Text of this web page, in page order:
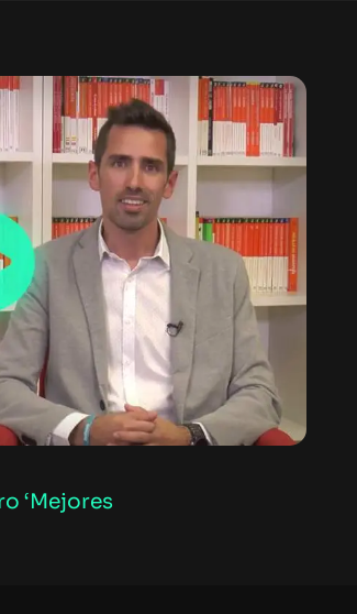
‘Mejores